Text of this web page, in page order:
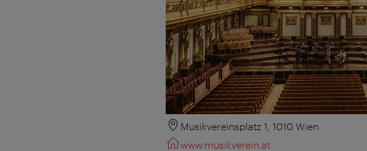
Musikvereinsplatz 1, 1010 Wien
www.musikverein.at